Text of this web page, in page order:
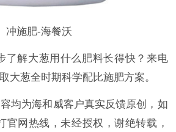
冲施肥-海餐沃
了解大葱用什么肥料长得快？ 来电
大葱全时期科学配比施肥方案。
均为海和威客户真实反馈原创，如
官网热线，未经授权，谢绝转载，